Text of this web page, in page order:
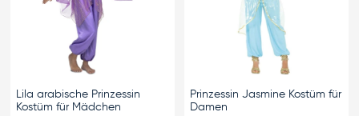
Lila arabische Prinzessin
Kostüm für Mädchen
Prinzessin Jasmine Kostüm für
Damen